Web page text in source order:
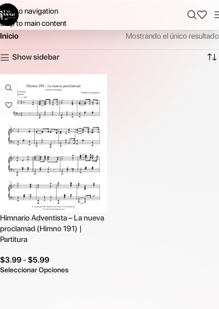
Skip to navigation
Skip to main content
Inicio
Mostrando el único resultado
Show sidebar
Himnario Adventista – La nueva
proclamad (Himno 191) |
Partitura
$3.99- $5.99
Seleccionar Opciones